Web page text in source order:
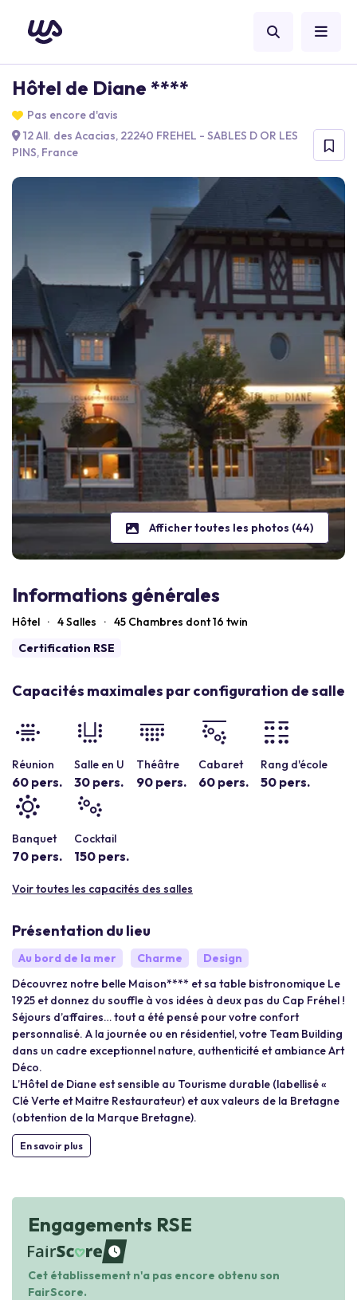
Hôtel de Diane ****
Pas encore d'avis
12 All. des Acacias, 22240 FREHEL - SABLES D OR LES
PINS, France
Afficher toutes les photos (44)
Informations générales
Hôtel · 4 Salles · 45 Chambres dont 16 twin
Certification RSE
Capacités maximales par configuration de salle
Réunion
60 pers.
Salle en U
30 pers.
Théâtre
90 pers.
Cabaret
60 pers.
Rang d'école
50 pers.
Banquet
70 pers.
Cocktail
150 pers.
Voir toutes les capacités des salles
Présentation du lieu
Au bord de la mer Charme
Design
Découvrez notre belle Maison**** et sa table bistronomique Le
1925 et donnez du souffle à vos idées à deux pas du Cap Fréhel !
Séjours d’affaires… tout a été pensé pour votre confort
personnalisé. A la journée ou en résidentiel, votre Team Building
dans un cadre exceptionnel nature, authenticité et ambiance Art
Déco.
L’Hôtel de Diane est sensible au Tourisme durable (labellisé «
Clé Verte et Maitre Restaurateur) et aux valeurs de la Bretagne
(obtention de la Marque Bretagne).
En savoir plus
Engagements RSE
waiting
Cet établissement n'a pas encore obtenu son
FairScore.